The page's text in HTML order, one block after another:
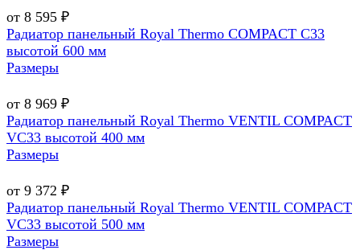
от 8 595 ₽
Радиатор панельный Royal Thermo COMPACT C33
высотой 600 мм
Размеры
от 8 969 ₽
Радиатор панельный Royal Thermo VENTIL COMPACT
VC33 высотой 400 мм
Размеры
от 9 372 ₽
Радиатор панельный Royal Thermo VENTIL COMPACT
VC33 высотой 500 мм
Размеры